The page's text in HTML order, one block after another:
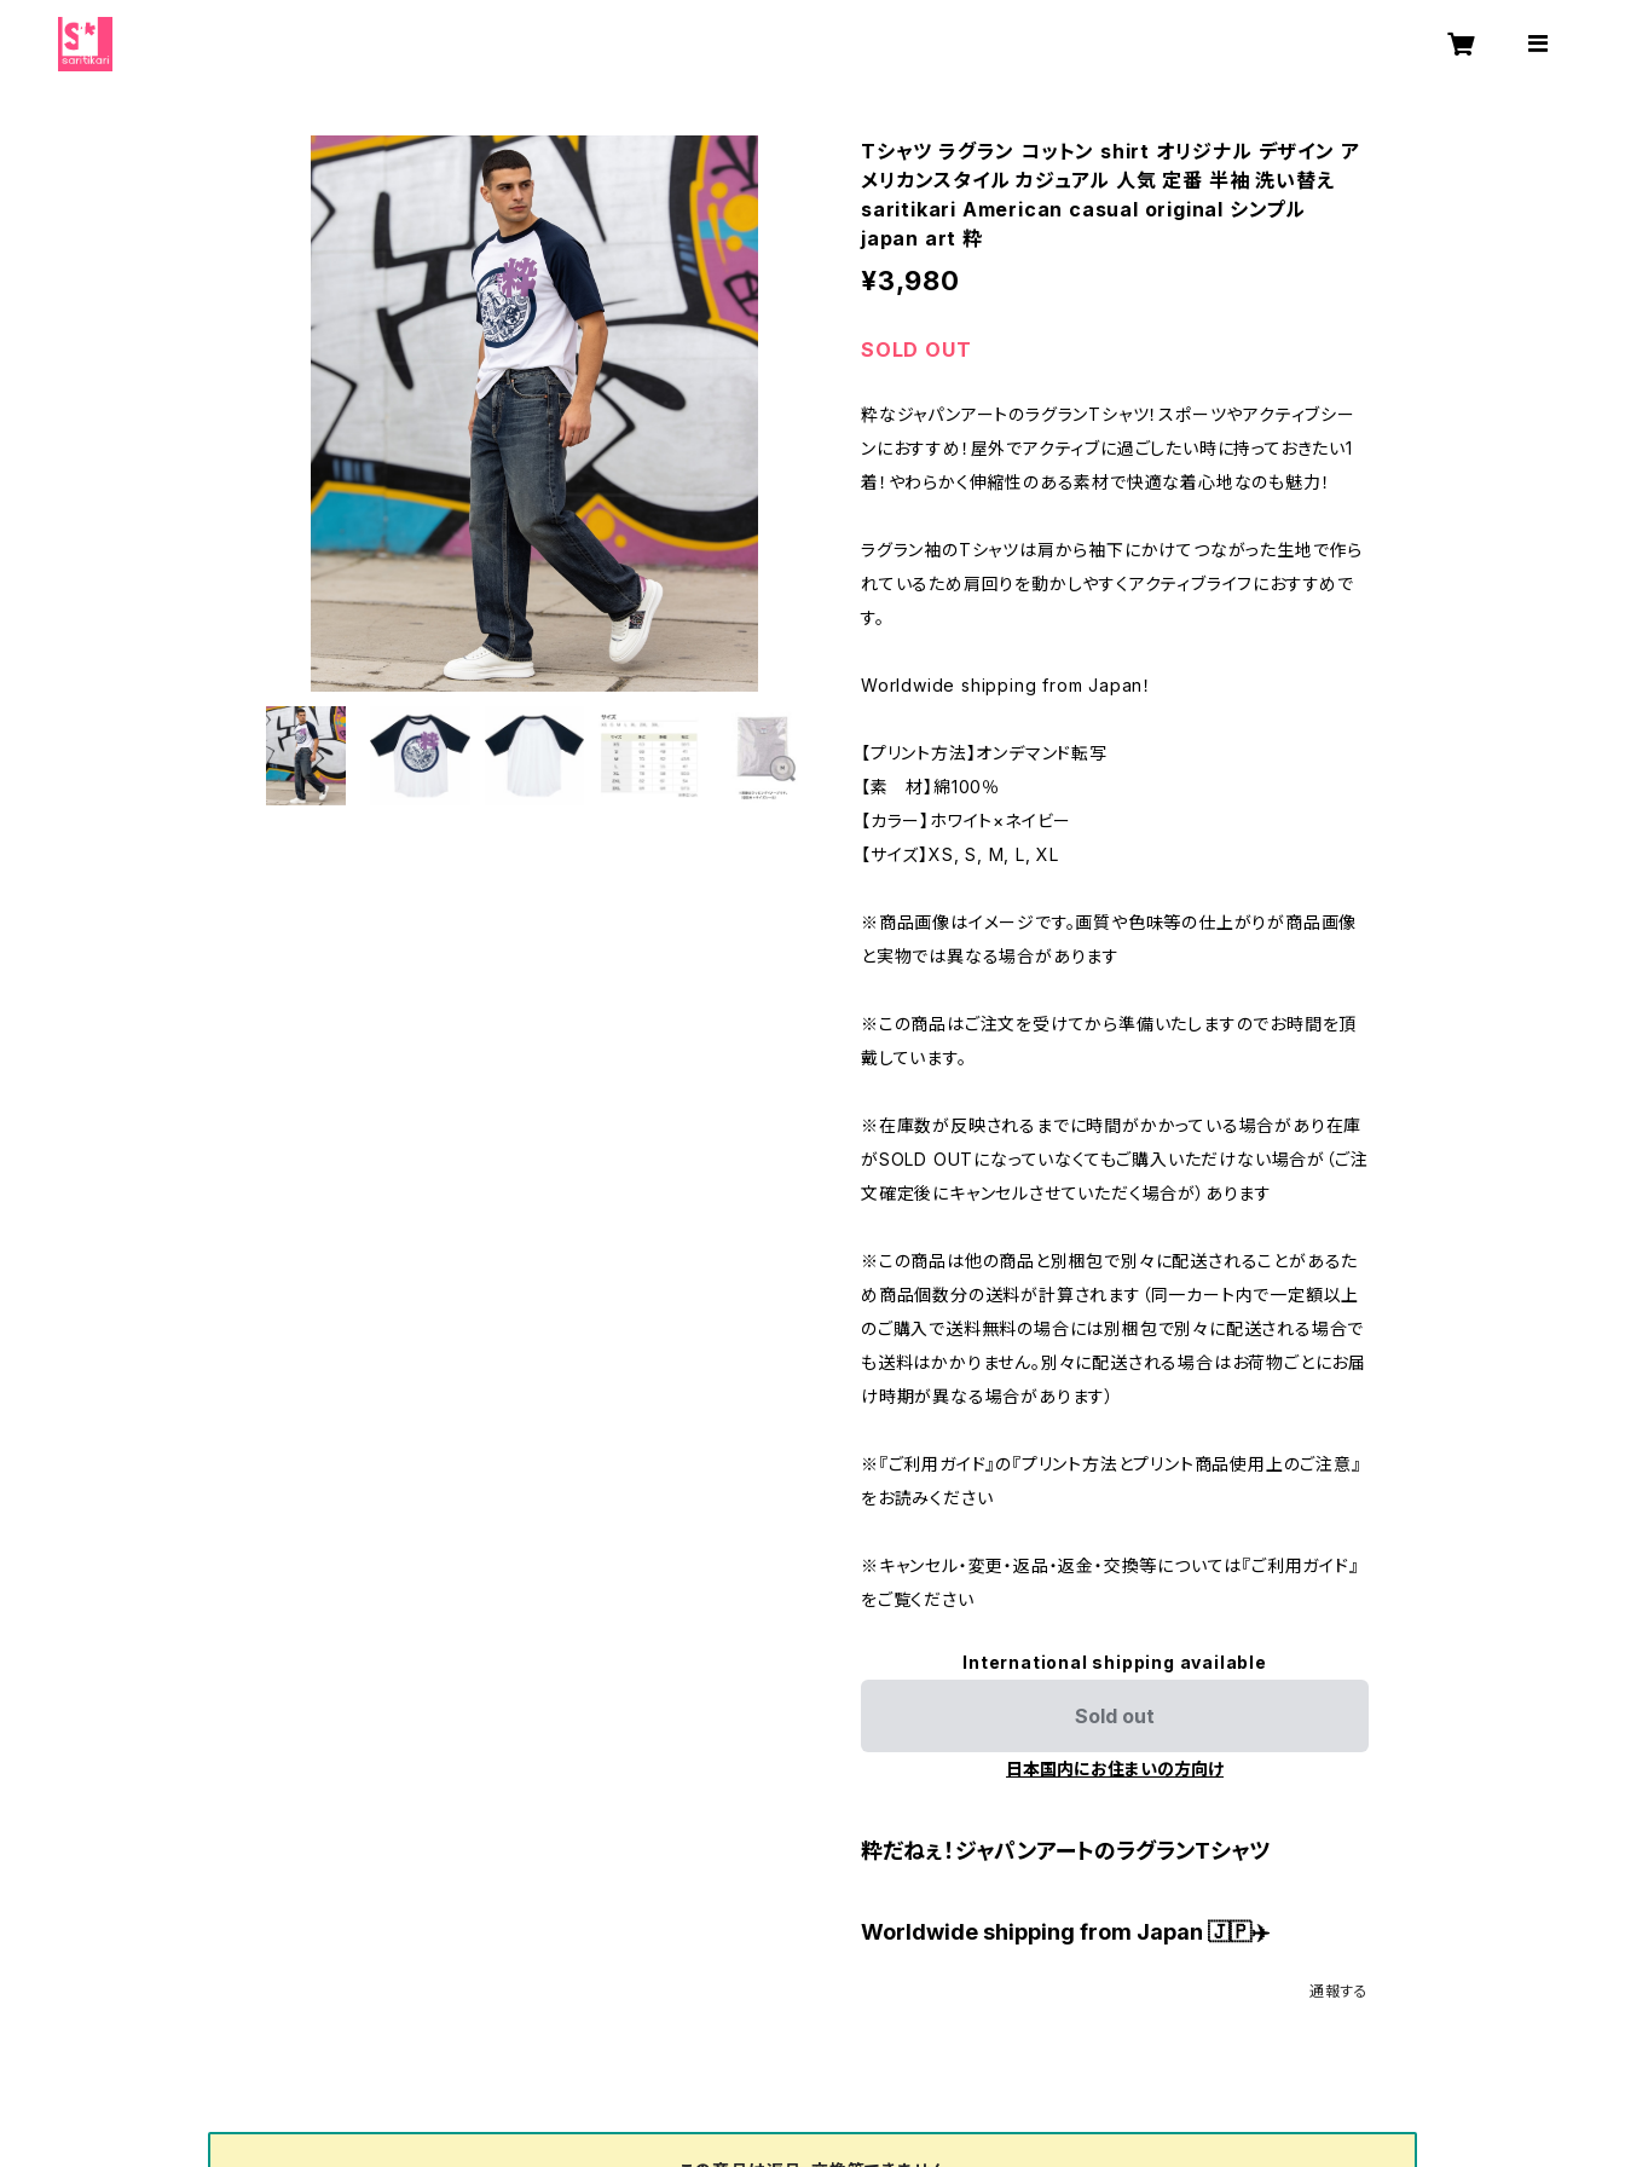
Tシャツ ラグラン コットン shirt オリジナル デザイン ア
メリカンスタイル カジュアル 人気 定番 半袖 洗い替え
saritikari American casual original シンプル
japan art 粋
¥3,980
SOLD OUT
粋なジャパンアートのラグランTシャツ！スポーツやアクティブシー
ンにおすすめ！屋外でアクティブに過ごしたい時に持っておきたい1
着！やわらかく伸縮性のある素材で快適な着心地なのも魅力！
ラグラン袖のTシャツは肩から袖下にかけてつながった生地で作ら
れているため肩回りを動かしやすくアクティブライフにおすすめで
す。
Worldwide shipping from Japan！
【プリント方法】オンデマンド転写
【素 材】綿100％
【カラー】ホワイト×ネイビー
【サイズ】XS, S, M, L, XL
※商品画像はイメージです。画質や色味等の仕上がりが商品画像
と実物では異なる場合があります
※この商品はご注文を受けてから準備いたしますのでお時間を頂
戴しています。
※在庫数が反映されるまでに時間がかかっている場合があり在庫
がSOLD OUTになっていなくてもご購入いただけない場合が（ご注
文確定後にキャンセルさせていただく場合が）あります
※この商品は他の商品と別梱包で別々に配送されることがあるた
め商品個数分の送料が計算されます（同一カート内で一定額以上
のご購入で送料無料の場合には別梱包で別々に配送される場合で
も送料はかかりません。別々に配送される場合はお荷物ごとにお届
け時期が異なる場合があります）
※『ご利用ガイド』の『プリント方法とプリント商品使用上のご注意』
をお読みください
※キャンセル・変更・返品・返金・交換等については『ご利用ガイド』
をご覧ください
International shipping available
Sold out
日本国内にお住まいの方向け
粋だねぇ！ジャパンアートのラグランTシャツ
Worldwide shipping from Japan 🇯🇵✈️
通報する